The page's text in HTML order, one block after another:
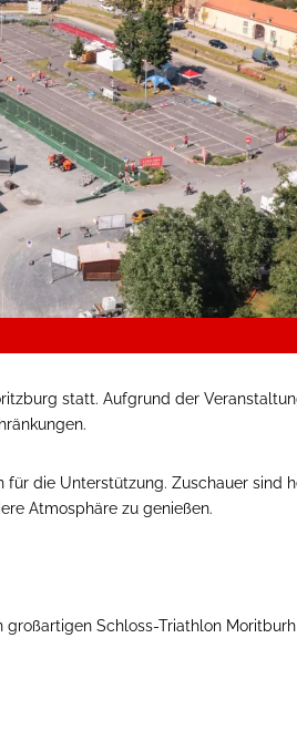
statt. Aufgrund der
die Unterstützung. Zuschauer sind
Atmosphäre zu genießen.
Schloss-Triathlon Moritburh